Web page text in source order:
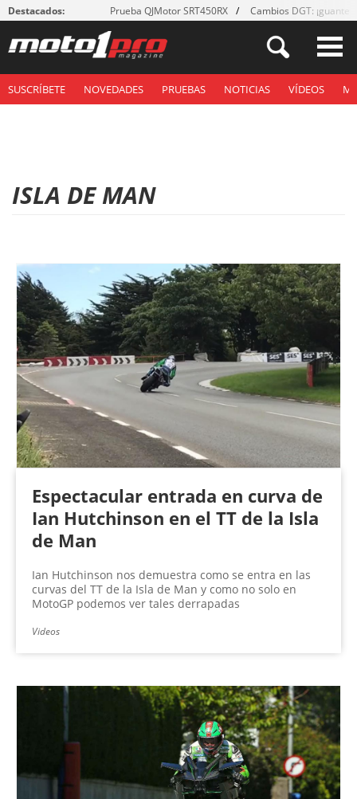
Destacados: Prueba QJMotor SRT450RX Cambios DGT: ¡guantes!
SUSCRÍBETE NOVEDADES PRUEBAS NOTICIAS VÍDEOS
ISLA DE MAN
Espectacular entrada en curva de
Ian Hutchinson en el TT de la Isla
de Man
Ian Hutchinson nos demuestra como se entra en las
curvas del TT de la Isla de Man y como no solo en
MotoGP podemos ver tales derrapadas
Videos